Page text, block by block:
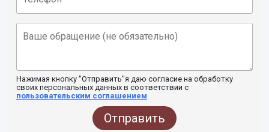
Нажимая кнопку "Отправить"я даю согласие на обработку
своих персональных данных в соответствии с
пользовательским соглашением
Отправить